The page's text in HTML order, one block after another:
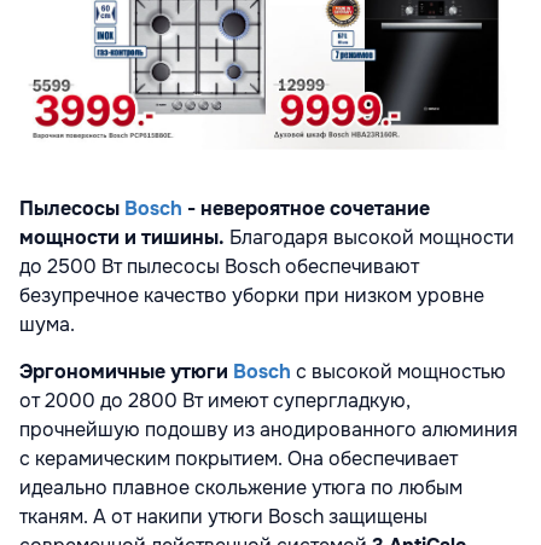
Пылесосы Bosch - невероятное сочетание
мощности и тишины. Благодаря высокой мощности
до 2500 Вт пылесосы Bosch обеспечивают
безупречное качество уборки при низком уровне
шума.
Эргономичные утюги Bosch с высокой мощностью
от 2000 до 2800 Вт имеют супергладкую,
прочнейшую подошву из анодированного алюминия
с керамическим покрытием. Она обеспечивает
идеально плавное скольжение утюга по любым
тканям. А от накипи утюги Bosch защищены